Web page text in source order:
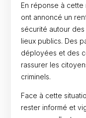
En réponse à cette
ont annoncé un
sécurité autour
lieux publics. Des
déployées et des
rassurer les
criminels.
Face à cette
rester informé et